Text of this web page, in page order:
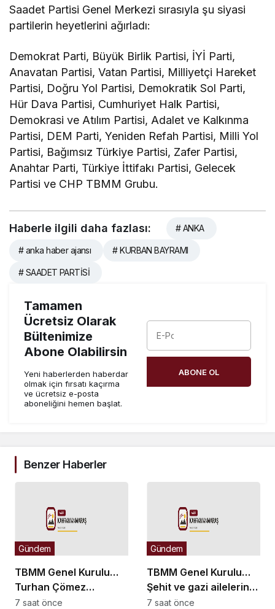
Saadet Partisi Genel Merkezi sırasıyla şu siyasi
partilerin heyetlerini ağırladı:
Demokrat Parti, Büyük Birlik Partisi, İYİ Parti,
Anavatan Partisi, Vatan Partisi, Milliyetçi Hareket
Partisi, Doğru Yol Partisi, Demokratik Sol Parti,
Hür Dava Partisi, Cumhuriyet Halk Partisi,
Demokrasi ve Atılım Partisi, Adalet ve Kalkınma
Partisi, DEM Parti, Yeniden Refah Partisi, Milli Yol
Partisi, Bağımsız Türkiye Partisi, Zafer Partisi,
Anahtar Parti, Türkiye İttifakı Partisi, Gelecek
Partisi ve CHP TBMM Grubu.
Haberle ilgili daha fazlası: # ANKA
# anka haber ajansı # KURBAN BAYRAMI
# SAADET PARTİSİ
Tamamen
Ücretsiz Olarak
Bültenimize
Abone Olabilirsin
Yeni haberlerden haberdar
olmak için fırsatı kaçırma
ve ücretsiz e-posta
aboneliğini hemen başlat.
ABONE OL
Benzer Haberler
TBMM Genel Kurulu…
Turhan Çömez
hakkında başlatılan
Gündem
7 saat önce
TBMM Genel Kurulu…
Şehit ve gazi ailelerine
yönelik düzenlemeleri
Gündem
7 saat önce